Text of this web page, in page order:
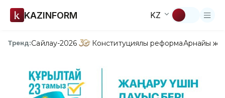
KAZINFORM KZ
Тренд:Сайлау-2026 Конституциялық реформаАрнайы